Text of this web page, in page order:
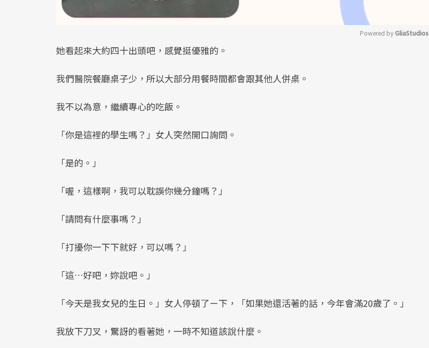
Powered by GliaStudios
她看起來大約四十出頭吧，感覺挺優雅的。
我們醫院餐廳桌子少，所以大部分用餐時間都會跟其他人併桌。
我不以為意，繼續專心的吃飯。
「你是這裡的學生嗎？」女人突然開口詢問。
「是的。」
「喔，這樣啊，我可以耽誤你幾分鐘嗎？」
「請問有什麼事嗎？」
「打擾你一下下就好，可以嗎？」
「這…好吧，妳說吧。」
「今天是我女兒的生日。」女人停頓了ㄧ下，「如果她還活著的話，今年會滿20歲了。」
我放下刀叉，驚訝的看著她，一時不知道該說什麼。